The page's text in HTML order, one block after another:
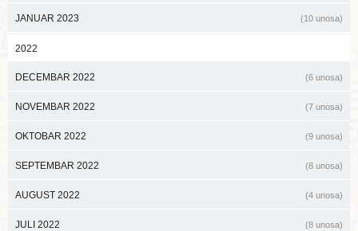
JANUAR 2023 (10 unosa)
2022
DECEMBAR 2022 (6 unosa)
NOVEMBAR 2022 (7 unosa)
OKTOBAR 2022 (9 unosa)
SEPTEMBAR 2022 (8 unosa)
AUGUST 2022 (4 unosa)
JULI 2022 (8 unosa)